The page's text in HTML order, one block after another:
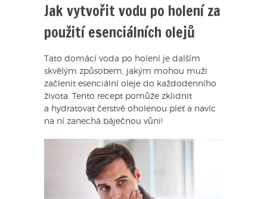
Jak vytvořit vodu po holení za
použití esenciálních olejů
Tato domácí voda po holení je dalším
skvělým způsobem, jakým mohou muži
začlenit esenciální oleje do každodenního
života. Tento recept pomůže zklidnit
a hydratovat čerstvě oholenou pleť a navíc
na ní zanechá báječnou vůni!